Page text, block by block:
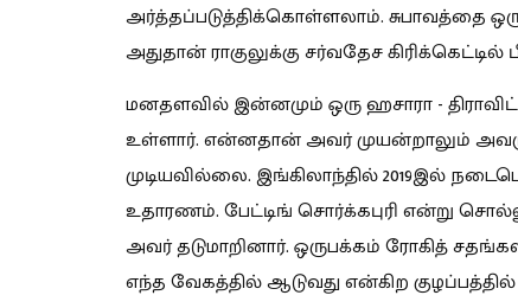
அர்த்தப்படுத்திக்கொள்ளலாம். சுபாவத்தை
அதுதான் ராகுலுக்கு சர்வதேச கிரிக்கெட்டில்
மனதளவில் இன்னமும் ஒரு ஹசாரா -
உள்ளார். என்னதான் அவர் முயன்றாலும்
முடியவில்லை. இங்கிலாந்தில் 2019இல்
உதாரணம். பேட்டிங் சொர்க்கபுரி என்று
அவர் தடுமாறினார். ஒருபக்கம் ரோகித்
எந்த வேகத்தில் ஆடுவது என்கிற